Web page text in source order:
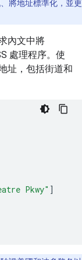
將地址標準化，並更
內文中將
處理程序。使
址，包括街道和
Pkwy" ]